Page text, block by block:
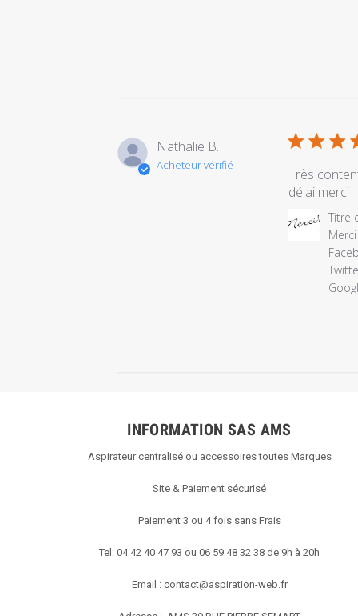
Nathalie B.
Acheteur vérifié
Très
délai merci
du
propriétaire
magasin
le
Mar
Titre
INFORMATION SAS AMS
Aspirateur centralisé ou accessoires toutes Marques
Site & Paiement sécurisé
Paiement 3 ou 4 fois sans Frais
Tel: 04 42 40 47 93 ou 06 59 48 32 38 de 9h à 20h
Email : contact@aspiration-web.fr